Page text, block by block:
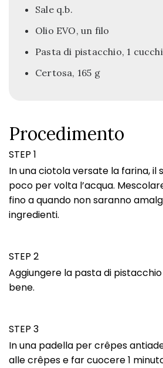
Sale q.b.
Olio EVO, un filo
Pasta di pistacchio, 1
Certosa, 165 g
Procedimento
STEP 1
In una ciotola versate la farina, il
poco per volta l’acqua.
fino a quando non saranno
ingredienti.
STEP 2
Aggiungere la pasta di
bene.
STEP 3
In una padella per crêpes
alle crêpes e far cuocere 1